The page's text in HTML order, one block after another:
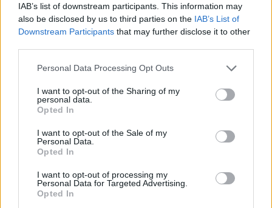
IAB’s list of downstream participants. This information may
also be disclosed by us to third parties on the IAB’s List of
Downstream Participants that may further disclose it to other
Please note that this website/app uses one or more Google
not limited to your visit or usage behaviour. You may click to
grant or deny consent to Google and its third-party tags to
use your data for below specified purposes in below Google
consent section.
Personal Data Processing Opt Outs
I want to opt-out of the Sharing of my
personal data.
Opted In
I want to opt-out of the Sale of my
Personal Data.
Opted In
I want to opt-out of processing my
Personal Data for Targeted Advertising.
Opted In
Elkészült a Liszt Ferenc repülőtér
közelében lévő logisztikai bázis út- és
Látlelet a hazai víziközművekről?
Egyetlen, fél évszázados vezetéken
évfordulójára